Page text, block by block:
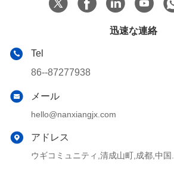
迅速な連絡
Tel
86--87277938
メール
hello@nanxiangjx.com
アドレス
ウギコミュニティ,清成山町,成都,中国.